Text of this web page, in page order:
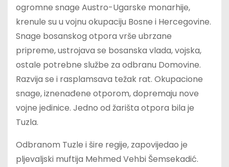
ogromne snage Austro-Ugarske monarhije,
krenule su u vojnu okupaciju Bosne i Hercegovine.
Snage bosanskog otpora vrše ubrzane
pripreme, ustrojava se bosanska vlada, vojska,
ostale potrebne službe za odbranu Domovine.
Razvija se i rasplamsava težak rat. Okupacione
snage, iznenađene otporom, dopremaju nove
vojne jedinice. Jedno od žarišta otpora bila je
Tuzla.
Odbranom Tuzle i šire regije, zapovijedao je
pljevaljski muftija Mehmed Vehbi Šemsekadić.